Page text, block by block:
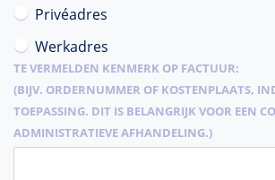
Privéadres
Werkadres
TE VERMELDEN KENMERK OP FACTUUR:
(BIJV. ORDERNUMMER OF KOSTENPLAATS,
TOEPASSING. DIT IS BELANGRIJK VOOR EEN
ADMINISTRATIEVE AFHANDELING.)